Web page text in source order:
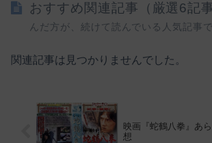
おすすめ関連記事（厳選6記
んだ方が、続けて読んでいる人気記事で
関連記事は見つかりませんでした。
映画『蛇鶴八拳』あ
想